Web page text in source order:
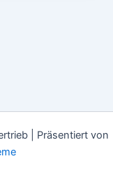
| Präsentiert von